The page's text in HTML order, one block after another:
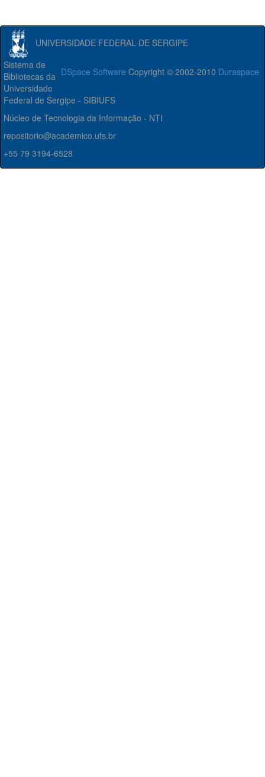
UNIVERSIDADE FEDERAL DE SERGIPE
DSpace Software Copyright © 2002-2010 Duraspace
Sistema de
Bibliotecas da
Universidade
Federal de Sergipe - SIBIUFS
Núcleo de Tecnologia da Informação - NTI
repositorio@academico.ufs.br
+55 79 3194-6528